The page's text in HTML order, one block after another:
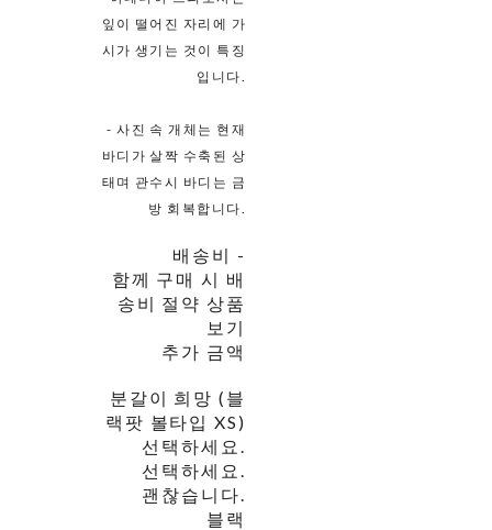
잎이 떨어진 자리에 가
시가 생기는 것이 특징
입니다.
- 사진 속 개체는 현재
바디가 살짝 수축된 상
태며 관수시 바디는 금
방 회복합니다.
배송비 -
함께 구매 시 배
송비 절약 상품
보기
추가 금액
분갈이 희망 (블
랙팟 볼타입 XS)
선택하세요.
선택하세요.
괜찮습니다.
블랙